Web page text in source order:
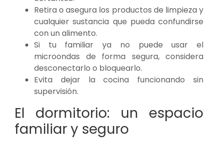
Retira o asegura los productos de limpieza y
cualquier sustancia que pueda confundirse
con un alimento.
Si tu familiar ya no puede usar el
microondas de forma segura, considera
desconectarlo o bloquearlo.
Evita dejar la cocina funcionando sin
supervisión.
El dormitorio: un espacio
familiar y seguro